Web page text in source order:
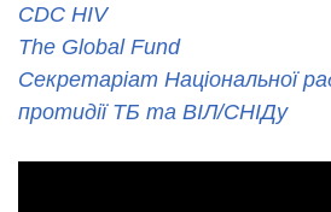
CDC HIV
The Global Fund
Секретаріат Національної
протидії ТБ та ВІЛ/СНІДу